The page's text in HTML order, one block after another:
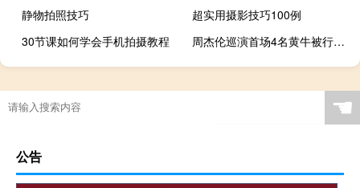
静物拍照技巧
超实用摄影技巧100例
30节课如何学会手机拍摄教程
周杰伦巡演首场4名黄牛被行政拘留
☚
公告